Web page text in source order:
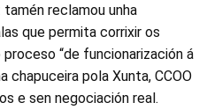
reclamou unha
que permita corrixir os
“de funcionarización á
chapuceira pola Xunta, CCOO
e sen negociación real.